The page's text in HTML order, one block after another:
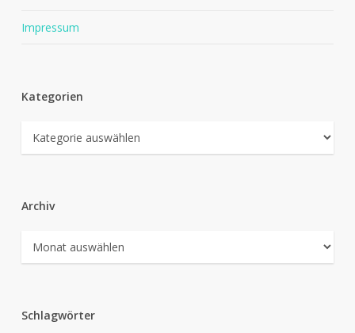
Impressum
Kategorien
Kategorien
Archiv
Archiv
Schlagwörter